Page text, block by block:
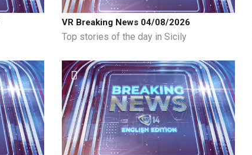
VR Breaking News 04/08/2026
Top stories of the day in Sicily